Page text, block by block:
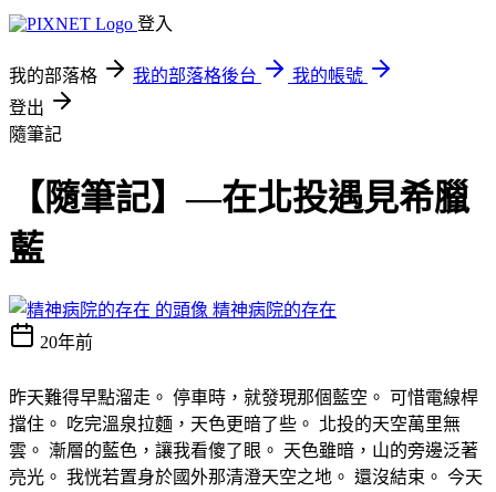
登入
我的部落格 我的部落格後台
我的帳號
登出
隨筆記
【隨筆記】—在北投遇見希臘
藍
精神病院的存在
20年前
昨天難得早點溜走。 停車時，就發現那個藍空。 可惜電線桿
擋住。
吃完溫泉拉麵，天色更暗了些。 北投的天空萬里無
雲。 漸層的藍色，讓我看傻了眼。 天色雖暗，山的旁邊泛著
亮光。 我恍若置身於國外那清澄天空之地。 還沒結束。 今天